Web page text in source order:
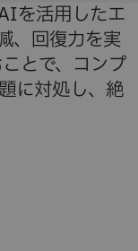
を活用したエ
、回復力を実
とで、コンプ
に対処し、絶